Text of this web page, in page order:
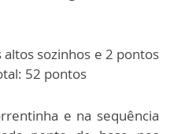
sozinhos e 2 pontos
52 pontos
e na sequência